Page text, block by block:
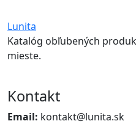
Lunita
Katalóg obľubených
mieste.
Kontakt
Email: kontakt@lunita.sk